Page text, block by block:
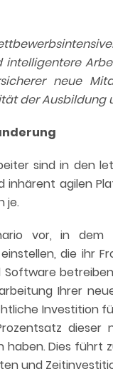
neue
der Ausbildung
sind in den
inhärent agilen
je.
vor, in
die ihr
Ihrer
Investition
dieser
haben. Dies führt
und